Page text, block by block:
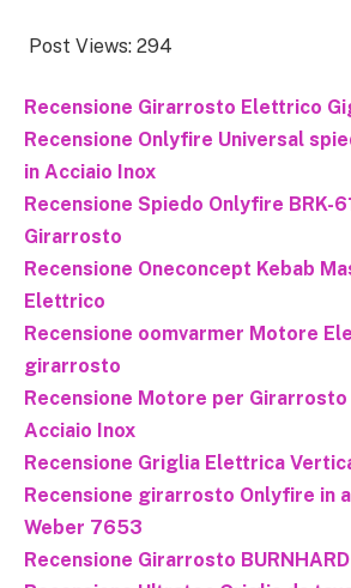
Post Views: 294
Recensione Girarrosto Elettrico
Recensione Onlyfire Universal
in Acciaio Inox
Recensione Spiedo Onlyfire BRK-
Girarrosto
Recensione Oneconcept Kebab
Elettrico
Recensione oomvarmer Motore
girarrosto
Recensione Motore per
Acciaio Inox
Recensione Griglia Elettrica
Recensione girarrosto Onlyfire in
Weber 7653
Recensione Girarrosto